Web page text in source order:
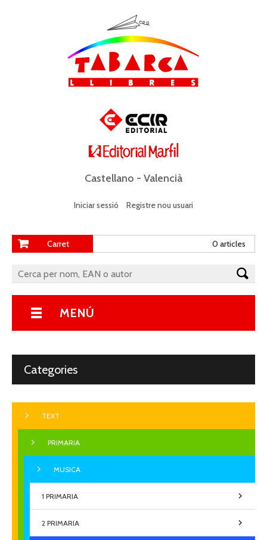
Castellano - Valencià
Iniciar sessió Registre nou usuari
Carret 0 articles
MENÚ
Categories
TEXT
PRIMARIA
MUSICA
1 PRIMARIA
2 PRIMARIA